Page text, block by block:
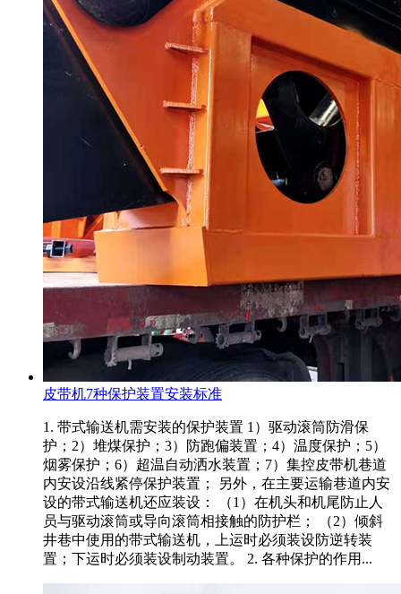
皮带机7种保护装置安装标准
1. 带式输送机需安装的保护装置 1）驱动滚筒防滑保
护；2）堆煤保护；3）防跑偏装置；4）温度保护；5）
烟雾保护；6）超温自动洒水装置；7）集控皮带机巷道
内安设沿线紧停保护装置； 另外，在主要运输巷道内安
设的带式输送机还应装设： （1）在机头和机尾防止人
员与驱动滚筒或导向滚筒相接触的防护栏； （2）倾斜
井巷中使用的带式输送机，上运时必须装设防逆转装
置；下运时必须装设制动装置。 2. 各种保护的作用...